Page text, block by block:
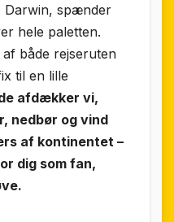
Darwin, spænder
hele paletten.
både rejseruten
til en lille
afdækker vi,
nedbør og vind
af kontinentet –
dig som fan,